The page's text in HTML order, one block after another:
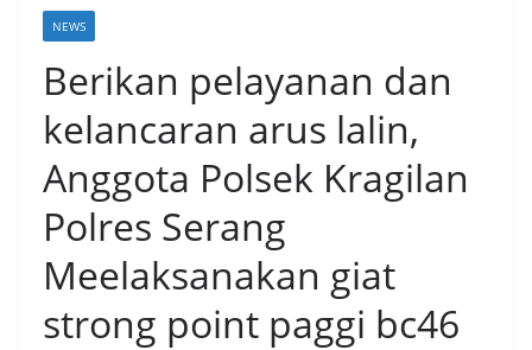
NEWS
Berikan pelayanan dan
kelancaran arus lalin,
Anggota Polsek Kragilan
Polres Serang
Meelaksanakan giat
strong point paggi bc46